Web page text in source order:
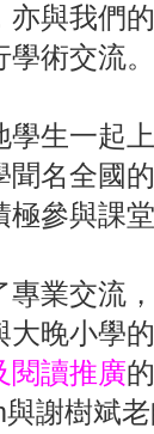
亦與我們
學術交流。
學生一起
聞名全國
極參與課
專業交流
大晚小學
閱讀推廣
與謝樹斌